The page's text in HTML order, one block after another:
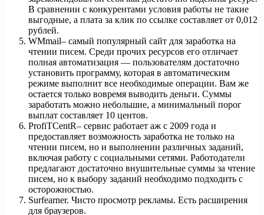
В сравнении с конкурентами условия работы не такие
выгодные, а плата за клик по ссылке составляет от 0,012
рублей.
WMmail– самый популярный сайт для заработка на
чтении писем. Среди прочих ресурсов его отличает
полная автоматизация — пользователям достаточно
установить программу, которая в автоматическим
режиме выполнит все необходимые операции. Вам же
остается только вовремя выводить деньги. Суммы
заработать можно небольшие, а минимальный порог
выплат составляет 10 центов.
ProfiTCentR– сервис работает аж с 2009 года и
предоставляет возможность заработка не только на
чтении писем, но и выполнении различных заданий,
включая работу с социальными сетями. Работодатели
предлагают достаточно внушительные суммы за чтение
писем, но к выбору заданий необходимо подходить с
осторожностью.
Surfearner. Чисто просмотр рекламы. Есть расширения
для браузеров.